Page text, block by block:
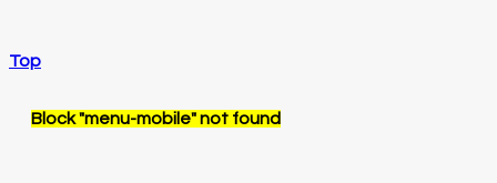
Top
Block"menu-mobile"not found